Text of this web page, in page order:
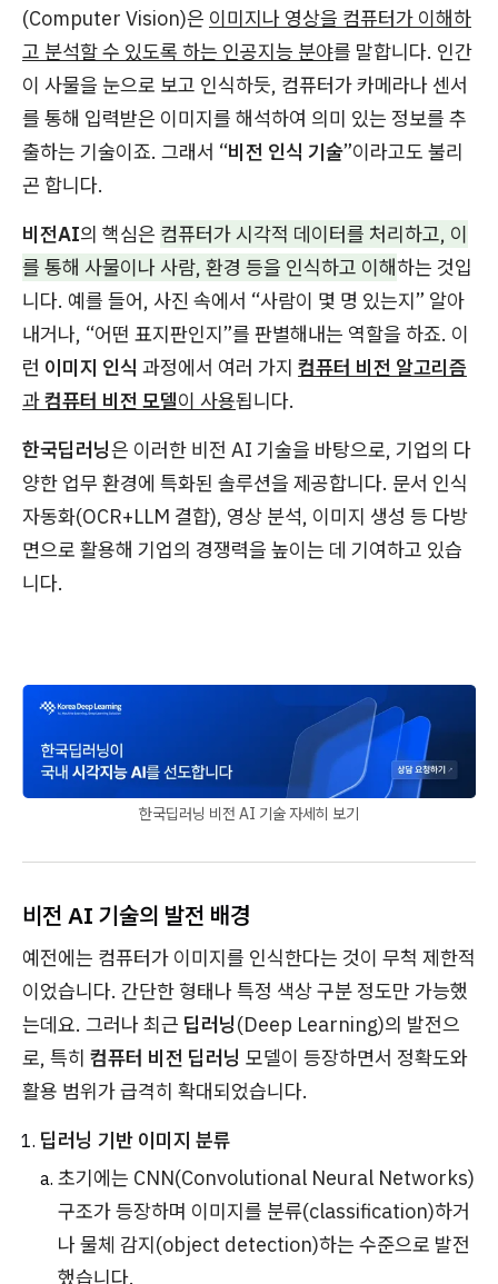
(Computer Vision)은 이미지나 영상을 컴퓨터가 이해하
고 분석할 수 있도록 하는 인공지능 분야를 말합니다. 인간
이 사물을 눈으로 보고 인식하듯, 컴퓨터가 카메라나 센서
를 통해 입력받은 이미지를 해석하여 의미 있는 정보를 추
출하는 기술이죠. 그래서 “비전 인식 기술”이라고도 불리
곤 합니다.
비전AI의 핵심은 컴퓨터가 시각적 데이터를 처리하고, 이
를 통해 사물이나 사람, 환경 등을 인식하고 이해하는 것입
니다. 예를 들어, 사진 속에서 “사람이 몇 명 있는지” 알아
내거나, “어떤 표지판인지”를 판별해내는 역할을 하죠. 이
런 이미지 인식 과정에서 여러 가지 컴퓨터 비전 알고리즘
과컴퓨터 비전 모델이 사용됩니다.
한국딥러닝은 이러한 비전 AI 기술을 바탕으로, 기업의 다
양한 업무 환경에 특화된 솔루션을 제공합니다. 문서 인식
자동화(OCR+LLM 결합), 영상 분석, 이미지 생성 등 다방
면으로 활용해 기업의 경쟁력을 높이는 데 기여하고 있습
니다.
한국딥러닝 비전 AI 기술 자세히 보기
비전 AI 기술의 발전 배경
예전에는 컴퓨터가 이미지를 인식한다는 것이 무척 제한적
이었습니다. 간단한 형태나 특정 색상 구분 정도만 가능했
는데요. 그러나 최근 딥러닝(Deep Learning)의 발전으
로, 특히 컴퓨터 비전 딥러닝 모델이 등장하면서 정확도와
활용 범위가 급격히 확대되었습니다.
딥러닝 기반 이미지 분류
초기에는 CNN(Convolutional Neural Networks)
구조가 등장하며 이미지를 분류(classification)하거
나 물체 감지(object detection)하는 수준으로 발전
했습니다.